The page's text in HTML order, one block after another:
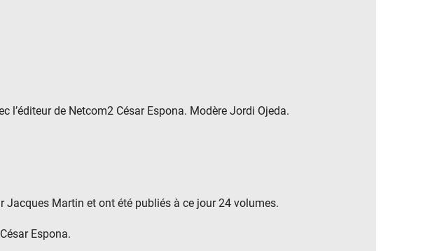
l’éditeur de Netcom2 César Espona. Modère Jordi Ojeda.
Martin et ont été publiés à ce jour 24 volumes.
Espona.